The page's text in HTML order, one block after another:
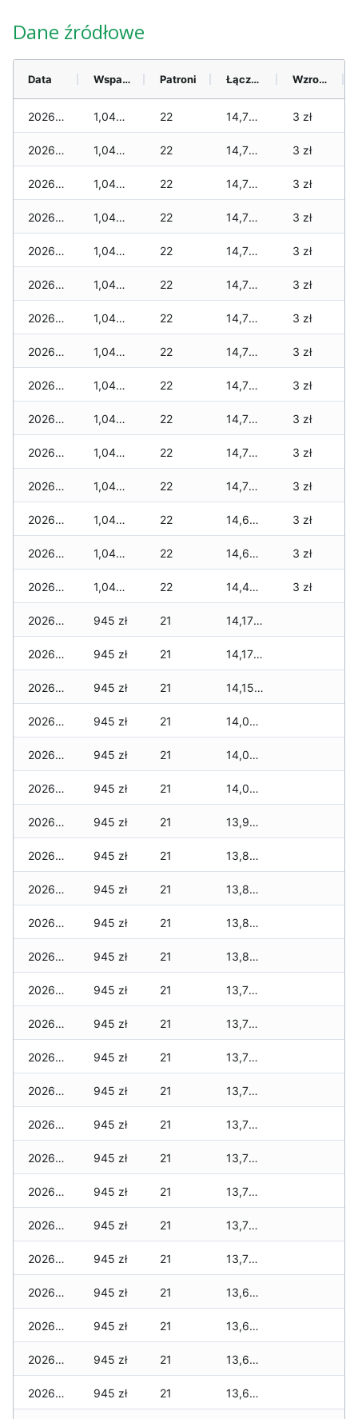
Dane źródłowe
Data Wsparcie Patroni Łącznie Wzrost (28 dni)
2026-08-06 1,045 zł 22 14,765 zł 3 zł
2026-08-05 1,045 zł 22 14,765 zł 3 zł
2026-08-04 1,045 zł 22 14,765 zł 3 zł
2026-08-03 1,045 zł 22 14,765 zł 3 zł
2026-08-02 1,045 zł 22 14,765 zł 3 zł
2026-08-01 1,045 zł 22 14,765 zł 3 zł
2026-07-31 1,045 zł 22 14,765 zł 3 zł
2026-07-29 1,045 zł 22 14,765 zł 3 zł
2026-07-28 1,045 zł 22 14,720 zł 3 zł
2026-07-27 1,045 zł 22 14,720 zł 3 zł
2026-07-26 1,045 zł 22 14,700 zł 3 zł
2026-07-24 1,045 zł 22 14,700 zł 3 zł
2026-07-23 1,045 zł 22 14,680 zł 3 zł
2026-07-22 1,045 zł 22 14,645 zł 3 zł
2026-07-21 1,045 zł 22 14,410 zł 3 zł
2026-07-20 945 zł 21 14,175 zł
2026-07-18 945 zł 21 14,175 zł
2026-07-17 945 zł 21 14,155 zł
2026-07-16 945 zł 21 14,020 zł
2026-07-15 945 zł 21 14,020 zł
2026-07-14 945 zł 21 14,020 zł
2026-07-13 945 zł 21 13,915 zł
2026-07-12 945 zł 21 13,895 zł
2026-07-11 945 zł 21 13,820 zł
2026-07-10 945 zł 21 13,820 zł
2026-07-09 945 zł 21 13,820 zł
2026-07-08 945 zł 21 13,720 zł
2026-07-07 945 zł 21 13,720 zł
2026-07-06 945 zł 21 13,720 zł
2026-07-05 945 zł 21 13,720 zł
2026-07-04 945 zł 21 13,720 zł
2026-07-03 945 zł 21 13,720 zł
2026-07-02 945 zł 21 13,720 zł
2026-07-01 945 zł 21 13,720 zł
2026-06-30 945 zł 21 13,720 zł
2026-06-28 945 zł 21 13,675 zł
2026-06-27 945 zł 21 13,675 zł
2026-06-26 945 zł 21 13,655 zł
2026-06-25 945 zł 21 13,655 zł